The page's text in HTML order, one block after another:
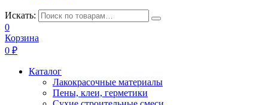
Искать:
0
Корзина
0 ₽
Каталог
Лакокрасочные материалы
Пены, клеи, герметики